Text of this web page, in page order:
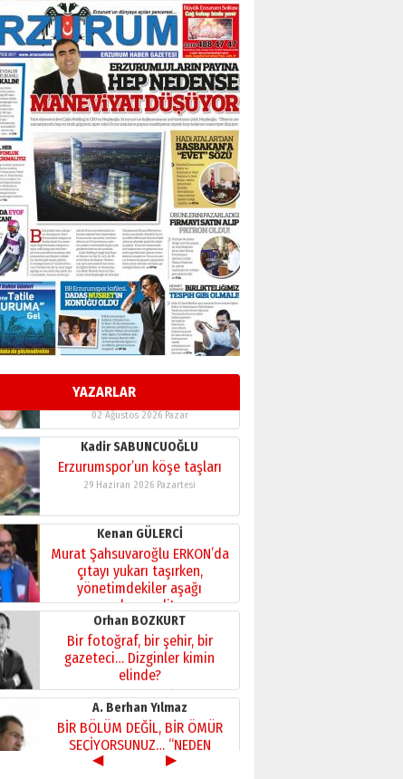
YAZARLAR
Bir fotoğraf, bir şehir, bir
gazeteci… Dizginler kimin
elinde?
31 Mart 2026 Salı
A. Berhan Yılmaz
BİR BÖLÜM DEĞİL, BİR ÖMÜR
SEÇİYORSUNUZ… “NEDEN
ATATÜRK ÜNİVERSİTESİ?”
28 Temmuz 2026 Salı
Ahmet Gökhan YAZICI
Ahmed Yesevi’den bir
Alperen… ”Reisimiz” idi…
Hakka yürüdü.!
26 Mart 2026 Perşembe
Cem Bakırcı
Ardında bıraktığı hatıralarıyla
gönül adamı Faruk Terzioğlu!
13 Mayıs 2026 Çarşamba
Esat BİNDESEN
Başkan Sekmen’den Erzurum’a
bir vizyon proje daha!
02 Ağustos 2026 Pazar
Kadir SABUNCUOĞLU
Erzurumspor’un köşe taşları
29 Haziran 2026 Pazartesi
Murat Şahsuvaroğlu ERKON’da
çıtayı yukarı taşırken,
yönetimdekiler aşağı
çekmemeli!
17 Şubat 2026 SalıOrhan BOZKURT
Bir fotoğraf, bir şehir, bir
gazeteci… Dizginler kimin
elinde?
31 Mart 2026 Salı
A. Berhan Yılmaz
BİR BÖLÜM DEĞİL, BİR ÖMÜR
SEÇİYORSUNUZ… “NEDEN
ATATÜRK ÜNİVERSİTESİ?”
28 Temmuz 2026 Salı
Ahmet Gökhan YAZICI
◀ ▶